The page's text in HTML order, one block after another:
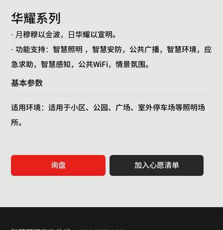
华耀系列
· ⽉穆穆以⾦波，⽇华耀以宣明。
· 功能支持：智慧照明 ，智慧安防，公共广播，智慧环境，应
急求助，智慧感知，公共WiFi，情景氛围。
基本参数
适用环境：适用于小区、公园、广场、室外停车场等照明场
所。
询盘 加入心愿清单